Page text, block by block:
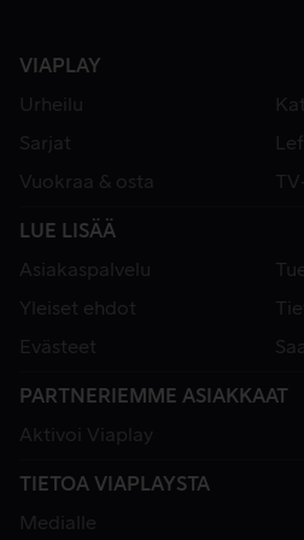
VIAPLAY
Urheilu
Sarjat
Vuokraa & osta
LUE LISÄÄ
Asiakaspalvelu
Yleiset ehdot
Evästeet
PARTNERIEMME ASIAKKAAT
Aktivoi Viaplay
TIETOA VIAPLAYSTA
Medialle